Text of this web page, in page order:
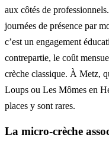
aux côtés de
journées de présence par
c’est un engagement
contrepartie, le coût
crèche classique. À Metz,
Loups ou Les Mômes en
places y sont rares.
La micro-crèche